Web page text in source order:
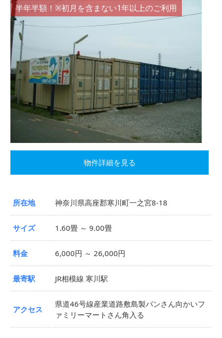
半年半額！※初月を含まない1年以上のご利用
物件詳細を見る
所在地 神奈川県高座郡寒川町一之宮8-18
サイズ 1.60畳 ～ 9.00畳
料金 6,000円 ～ 26,000円
最寄駅 JR相模線 寒川駅
アクセス
県道46号線産業道路敷島製パンさん向かいフ
ァミリーマートさん角入る